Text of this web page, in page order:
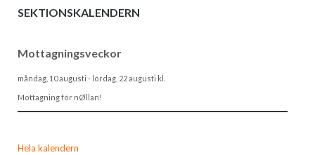
SEKTIONSKALENDERN
Mottagningsveckor
måndag, 10 augusti - lördag, 22 augusti kl.
Mottagning för nØllan!
Hela kalendern